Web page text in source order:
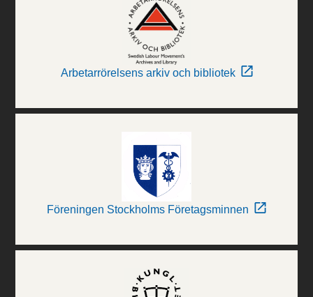
Arbetarrörelsens arkiv och bibliotek
Föreningen Stockholms Företagsminnen